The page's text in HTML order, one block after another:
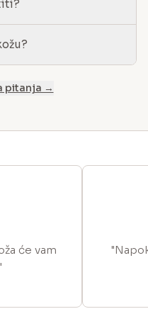
pitanja →
će vam